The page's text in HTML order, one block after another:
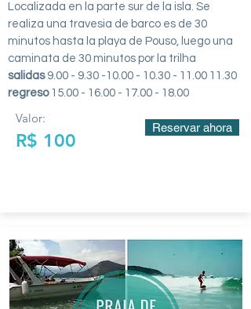
Localizada en la parte sur de la isla. Se
realiza una travesia de barco es de 30
minutos hasta la playa de Pouso, luego una
caminata de 30 minutos por la trilha
salidas 9.00 - 9.30 -10.00 - 10.30 - 11 .00 11.30
regreso 15.00 - 16.00 - 17.00 - 18.00
Valor:
R$ 100
Reservar ahora